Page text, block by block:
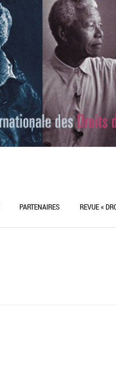
PARTENAIRES REVUE «